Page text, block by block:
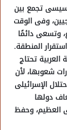
تجمع بين
وفى الوقت
وتسعى دائمًا
المنطقة.
تحتاج
شعوبها، لأن
الإسرائيلى
دولها
العظيم، وحفظ